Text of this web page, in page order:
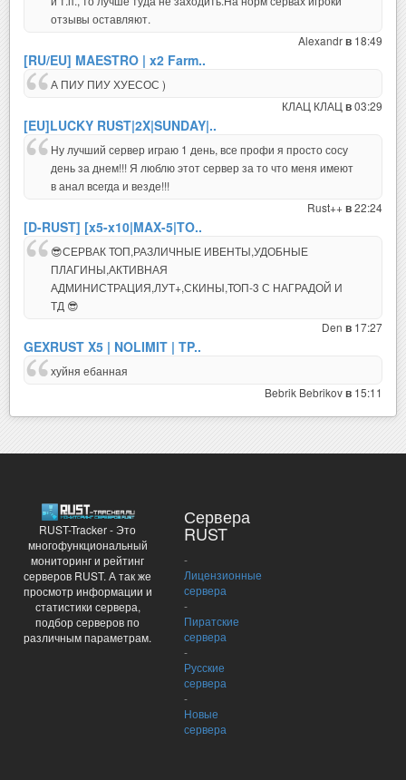
отзывы оставляют.
Alexandrв 18:49
[RU/EU] MAESTRO | x2 Farm..
А ПИУ ПИУ ХУЕСОС )
КЛАЦ КЛАЦ в03:29
[EU]LUCKY RUST|2X|SUNDAY|..
Ну лучший сервер играю 1 день, все профи я просто сосу
день за днем!!! Я люблю этот сервер за то что меня имеют
в анал всегда и везде!!!
Rust++ в22:24
[D-RUST] [x5-x10|MAX-5|TO..
😎СЕРВАК ТОП,РАЗЛИЧНЫЕ ИВЕНТЫ,УДОБНЫЕ
ПЛАГИНЫ,АКТИВНАЯ
АДМИНИСТРАЦИЯ,ЛУТ+,СКИНЫ,ТОП-3 С НАГРАДОЙ И
ТД 😎
Den в 17:27
GEXRUST X5 | NOLIMIT | TP..
хуйня ебанная
Bebrik Bebrikovв 15:11
RUST-Tracker - Это
многофункциональный
мониторинг и рейтинг
серверов RUST. А так же
просмотр информации и
статистики сервера,
подбор серверов по
различным параметрам.
Сервера
RUST
-
Лицензионные
сервера
-
Пиратские
сервера
-
Русские
сервера
-
Новые
сервера